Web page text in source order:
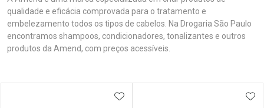
qualidade e eficácia comprovada para o tratamento e
embelezamento todos os tipos de cabelos. Na Drogaria São Paulo
encontramos shampoos, condicionadores, tonalizantes e outros
produtos da Amend, com preços acessíveis.
ADICIONAR AOS FAVORITOS